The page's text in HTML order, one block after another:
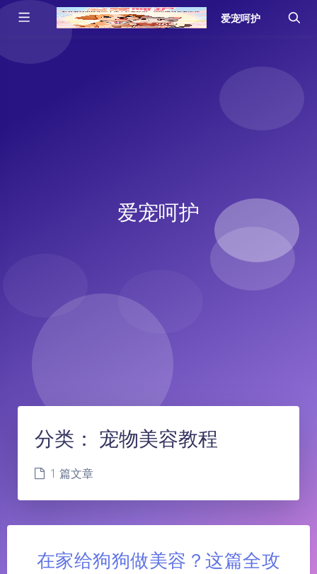
爱宠呵护
爱宠呵护
分类： 宠物美容教程
1 篇文章
在家给狗狗做美容？这篇全攻